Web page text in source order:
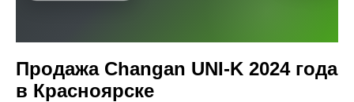
Продажа Changan UNI-K 2024 года
в Красноярске